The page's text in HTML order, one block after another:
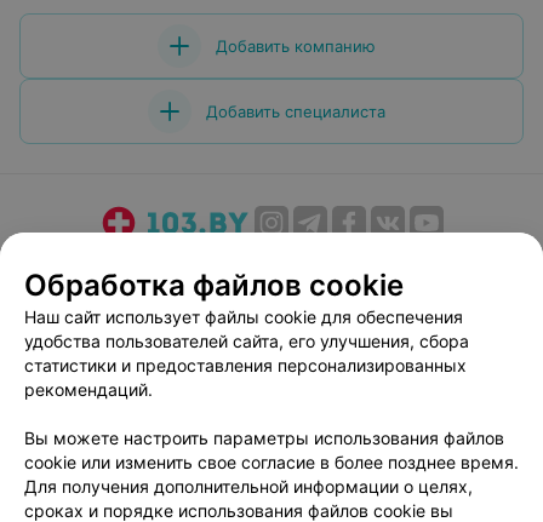
Добавить компанию
Добавить специалиста
Медицинский маркетинг
Публичный договор
Пользовательское соглашение
Способы оплаты
Вакансии
Партнеры
Написать руководителю 103.by
Персональные настройки cookie
Обработка персональных данных
Обработка файлов cookie
Наш сайт использует файлы cookie для обеспечения
удобства пользователей сайта, его улучшения, сбора
статистики и предоставления персонализированных
рекомендаций.
Вы можете настроить параметры использования файлов
cookie или изменить свое согласие в более позднее время.
Для получения дополнительной информации о целях,
сроках и порядке использования файлов cookie вы